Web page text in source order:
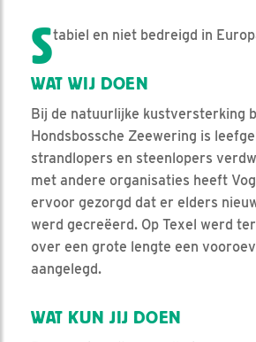
Stabiel en niet bedreigd in
WAT WIJ DOEN
Bij de natuurlijke kustversterking
Hondsbossche Zeewering is
strandlopers en steenlopers
met andere organisaties heeft
ervoor gezorgd dat er elders
werd gecreëerd. Op Texel werd
over een grote lengte een
aangelegd.
WAT KUN JIJ DOEN